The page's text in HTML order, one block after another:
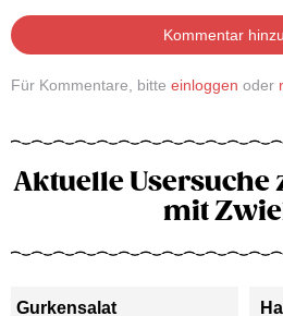
Kommentar
Für Kommentare, bitte einloggen oder
Aktuelle Usersuche
mit
Gurkensalat